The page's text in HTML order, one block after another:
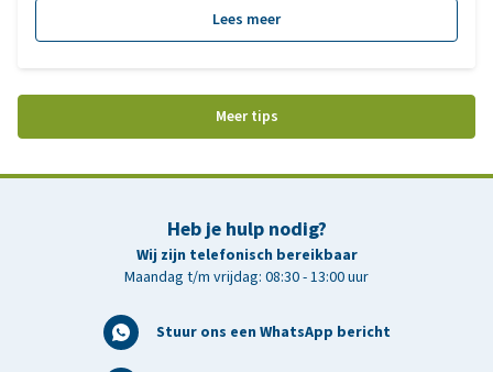
voorbereiding en een doordachte aanpak verloopt de overgang
echter vaak soepel en veilig. In deze blog lees je praktische tips
Lees meer
Meer tips
Heb je hulp nodig?
Wij zijn telefonisch bereikbaar
Maandag t/m vrijdag: 08:30 - 13:00 uur
Stuur ons een WhatsApp bericht